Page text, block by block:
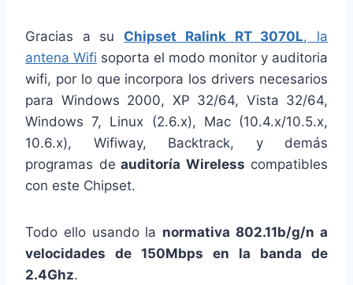
Gracias a su Chipset Ralink RT 3070L, la
antena Wifi soporta el modo monitor y auditoria
wifi, por lo que incorpora los drivers necesarios
para Windows 2000, XP 32/64, Vista 32/64,
Windows 7, Linux (2.6.x), Mac (10.4.x/10.5.x,
10.6.x), Wifiway, Backtrack, y demás
programas de auditoría Wireless compatibles
con este Chipset.
Todo ello usando la normativa 802.11b/g/n a
velocidades de 150Mbps en la banda de
2.4Ghz.